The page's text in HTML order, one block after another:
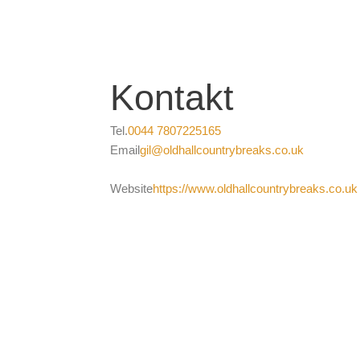
Kontakt
Tel.0044 7807225165
Emailgil@oldhallcountrybreaks.co.uk
Websitehttps://www.oldhallcountrybreaks.co.uk